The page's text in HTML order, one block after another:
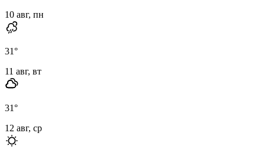
10 авг, пн
31°
11 авг, вт
31°
12 авг, ср